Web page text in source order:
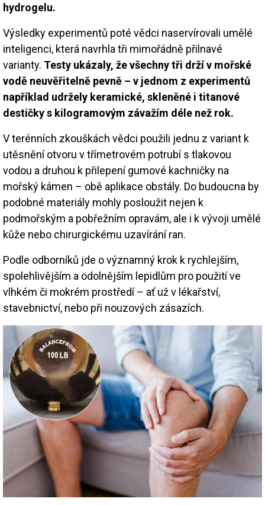
hydrogelu.
Výsledky experimentů poté vědci naservírovali umělé
inteligenci, která navrhla tři mimořádně přilnavé
varianty. Testy ukázaly, že všechny tři drží v mořské
vodě neuvěřitelně pevně – v jednom z experimentů
například udržely keramické, skleněné i titanové
destičky s kilogramovým závažím déle než rok.
V terénních zkouškách vědci použili jednu z variant k
utěsnění otvoru v třímetrovém potrubí s tlakovou
vodou a druhou k přilepení gumové kachničky na
mořský kámen – obě aplikace obstály. Do budoucna by
podobné materiály mohly posloužit nejen k
podmořským a pobřežním opravám, ale i k vývoji umělé
kůže nebo chirurgickému uzavírání ran.
Podle odborníků jde o významný krok k rychlejším,
spolehlivějším a odolnějším lepidlům pro použití ve
vlhkém či mokrém prostředí – ať už v lékařství,
stavebnictví, nebo při nouzových zásazích.
Image